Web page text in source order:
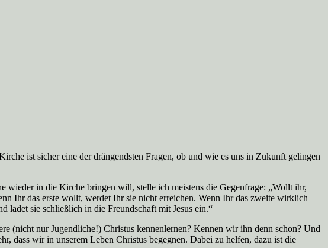
ist sicher eine der drängendsten Fragen, ob und wie es uns in Zukunft gelingen
wieder in die Kirche bringen will, stelle ich meistens die Gegenfrage: „Wollt ihr,
Ihr das erste wollt, werdet Ihr sie nicht erreichen. Wenn Ihr das zweite wirklich
ladet sie schließlich in die Freundschaft mit Jesus ein.“
(nicht nur Jugendliche!) Christus kennenlernen? Kennen wir ihn denn schon? Und
dass wir in unserem Leben Christus begegnen. Dabei zu helfen, dazu ist die